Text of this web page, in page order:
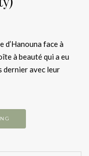
d’Hanouna face à
à beauté qui a eu
dernier avec leur